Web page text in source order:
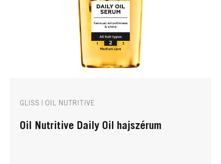
GLISS | OIL NUTRITIVE
Oil Nutritive Daily Oil hajszérum